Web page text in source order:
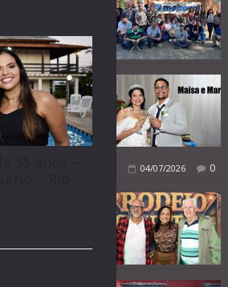
04/07/2026 0